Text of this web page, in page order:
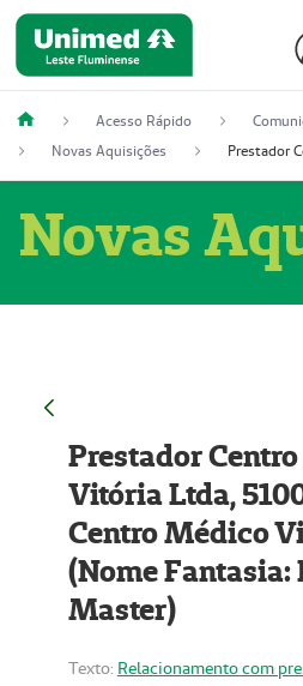
Acesso Rápido
Novas Aquisições
Novas
Prestador
Vitória Ltda,
Centro Médico
(Nome
Master)
Texto: Relacionamento com